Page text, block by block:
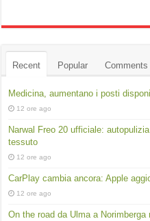
Recent Popular Comments
Medicina, aumentano i posti
12 ore ago
Narwal Freo 20 ufficiale:
tessuto
12 ore ago
CarPlay cambia ancora: Apple
12 ore ago
On the road da Ulma a